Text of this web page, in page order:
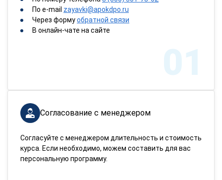
По e-mail zayavki@apokdpo.ru
Через формуобратной связи
В онлайн-чате на сайте
01
Согласование с менеджером
Согласуйте с менеджером длительность и стоимость
курса. Если необходимо, можем составить для вас
персональную программу.